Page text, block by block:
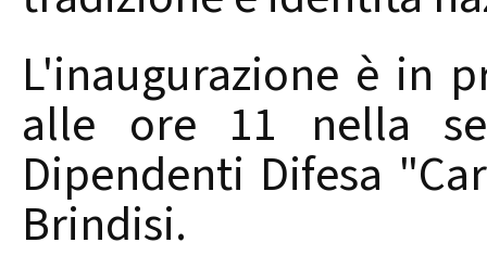
L'inaugurazione è in
alle ore 11 nella
Dipendenti Difesa
Brindisi.